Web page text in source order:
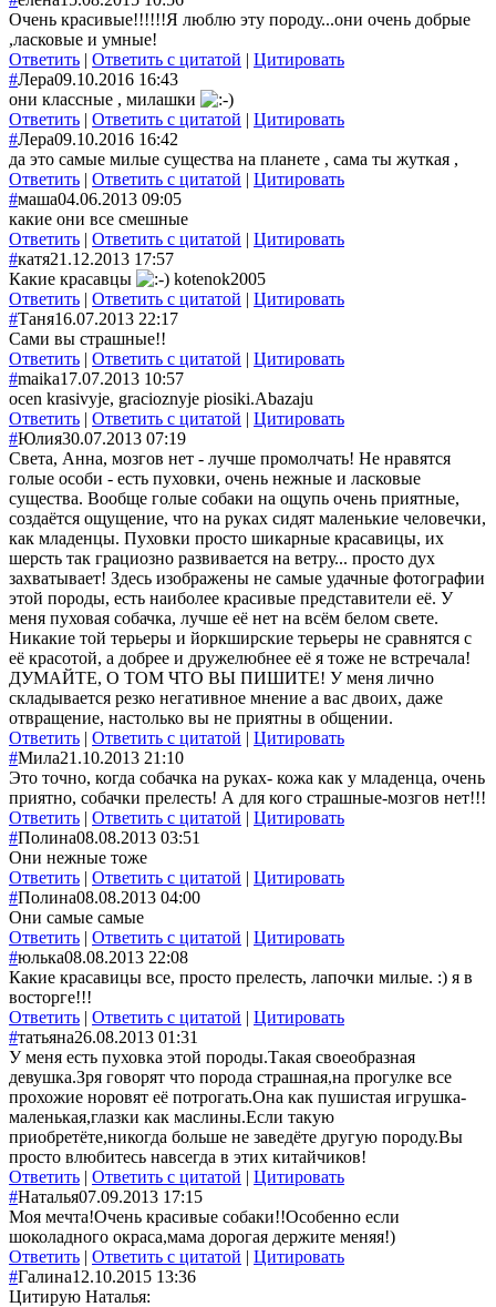
Очень красивые!!!!!!Я люблю эту породу...они очень добрые
,ласковые и умные!
Ответить | Ответить с цитатой | Цитировать
#Лера09.10.2016 16:43
они классные , милашки
Ответить | Ответить с цитатой | Цитировать
#Лера09.10.2016 16:42
да это самые милые существа на планете , сама ты жуткая ,
Ответить | Ответить с цитатой | Цитировать
#маша04.06.2013 09:05
какие они все смешные
Ответить | Ответить с цитатой | Цитировать
#катя21.12.2013 17:57
Какие красавцы
kotenok2005
Ответить | Ответить с цитатой | Цитировать
#Таня16.07.2013 22:17
Сами вы страшные!!
Ответить | Ответить с цитатой | Цитировать
#maika17.07.2013 10:57
ocen krasivyje, gracioznyje piosiki.Abazaju
Ответить | Ответить с цитатой | Цитировать
#Юлия30.07.2013 07:19
Света, Анна, мозгов нет - лучше промолчать! Не нравятся
голые особи - есть пуховки, очень нежные и ласковые
существа. Вообще голые собаки на ощупь очень приятные,
создаётся ощущение, что на руках сидят маленькие человечки,
как младенцы. Пуховки просто шикарные красавицы, их
шерсть так грациозно развивается на ветру... просто дух
захватывает! Здесь изображены не самые удачные фотографии
этой породы, есть наиболее красивые представители её. У
меня пуховая собачка, лучше её нет на всём белом свете.
Никакие той терьеры и йоркширские терьеры не сравнятся с
её красотой, а добрее и дружелюбнее её я тоже не встречала!
ДУМАЙТЕ, О ТОМ ЧТО ВЫ ПИШИТЕ! У меня лично
складывается резко негативное мнение а вас двоих, даже
отвращение, настолько вы не приятны в общении.
Ответить | Ответить с цитатой | Цитировать
#Мила21.10.2013 21:10
Это точно, когда собачка на руках- кожа как у младенца, очень
приятно, собачки прелесть! А для кого страшные-мозгов нет!!!
Ответить | Ответить с цитатой | Цитировать
#Полина08.08.2013 03:51
Они нежные тоже
Ответить | Ответить с цитатой | Цитировать
#Полина08.08.2013 04:00
Они самые самые
Ответить | Ответить с цитатой | Цитировать
#юлька08.08.2013 22:08
Какие красавицы все, просто прелесть, лапочки милые. :) я в
восторге!!!
Ответить | Ответить с цитатой | Цитировать
#татьяна26.08.2013 01:31
У меня есть пуховка этой породы.Такая своеобразная
девушка.Зря говорят что порода страшная,на прогулке все
прохожие норовят её потрогать.Она как пушистая игрушка-
маленькая,глазки как маслины.Если такую
приобретёте,никогда больше не заведёте другую породу.Вы
просто влюбитесь навсегда в этих китайчиков!
Ответить | Ответить с цитатой | Цитировать
#Наталья07.09.2013 17:15
Моя мечта!Очень красивые собаки!!Особенно если
шоколадного окраса,мама дорогая держите меняя!)
Ответить | Ответить с цитатой | Цитировать
#Галина12.10.2015 13:36
Цитирую Наталья: